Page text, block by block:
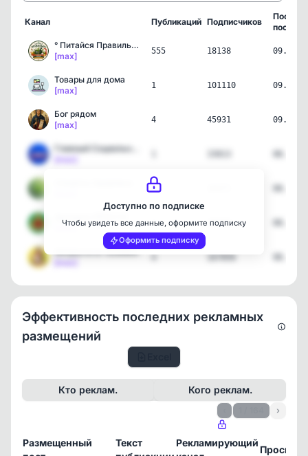
Канал Публикаций Подписчиков
пост
° Питайся Правильно! Соу…
[max]
555 18138
Товары для дома
[max]
1 101110
Бог рядом
[max]
4 45931
1
[max]
2 38788
Хитрости от хозяйки
4 167856
Доступно по подписке
Чтобы увидеть все данные, оформите подписку
Оформить подписку
Эффективность последних рекламных
размещений
Кто реклам. Кого реклам.
›
Размещенный
Текст
Рекламирующий